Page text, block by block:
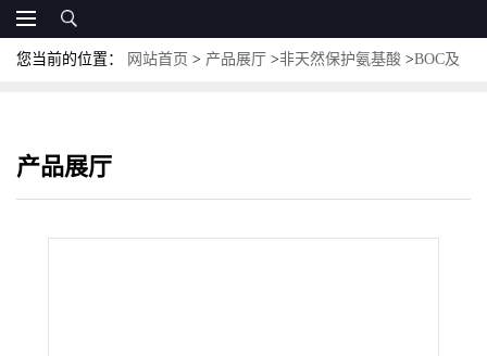
您当前的位置： 网站首页 > 产品展厅 >非天然保护氨基酸 >BOC及
产品展厅